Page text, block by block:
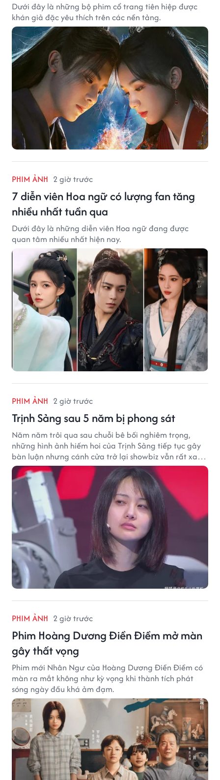
Dưới đây là những bộ phim cổ trang tiên hiệp được
khán giả đặc yêu thích trên các nền tảng.
PHIM ẢNH 2 giờ trước
7 diễn viên Hoa ngữ có lượng fan tăng
nhiều nhất tuần qua
Dưới đây là những diễn viên Hoa ngữ đang được
quan tâm nhiều nhất hiện nay.
PHIM ẢNH 2 giờ trước
Trịnh Sảng sau 5 năm bị phong sát
Năm năm trôi qua sau chuỗi bê bối nghiêm trọng,
những hình ảnh hiếm hoi của Trịnh Sảng tiếp tục gây
bàn luận nhưng cánh cửa trở lại showbiz vẫn rất xa
vời.
PHIM ẢNH 2 giờ trước
Phim Hoàng Dương Điền Điềm mở màn
gây thất vọng
Phim mới Nhân Ngư của Hoàng Dương Điền Điềm có
màn ra mắt không như kỳ vọng khi thành tích phát
sóng ngày đầu khá ảm đạm.